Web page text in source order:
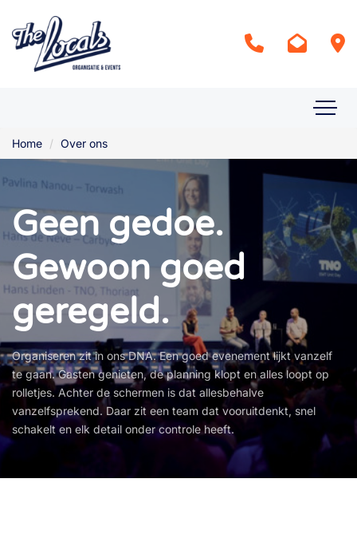
Home Over ons
Geen gedoe.
Gewoon goed
geregeld.
Organiseren zit in ons DNA. Een goed evenement lijkt vanzelf
te gaan. Gasten genieten, de planning klopt en alles loopt op
rolletjes. Achter de schermen is dat allesbehalve
vanzelfsprekend. Daar zit een team dat vooruitdenkt, snel
schakelt en elk detail onder controle heeft.